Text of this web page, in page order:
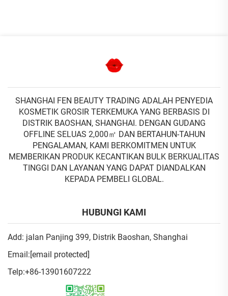
SHANGHAI FEN BEAUTY TRADING ADALAH PENYEDIA
KOSMETIK GROSIR TERKEMUKA YANG BERBASIS DI
DISTRIK BAOSHAN, SHANGHAI. DENGAN GUDANG
OFFLINE SELUAS 2,000㎡ DAN BERTAHUN-TAHUN
PENGALAMAN, KAMI BERKOMITMEN UNTUK
MEMBERIKAN PRODUK KECANTIKAN BULK BERKUALITAS
TINGGI DAN LAYANAN YANG DAPAT DIANDALKAN
KEPADA PEMBELI GLOBAL.
HUBUNGI KAMI
Add: jalan Panjing 399, Distrik Baoshan, Shanghai
Email:[email protected]
Telp:+86-13901607222